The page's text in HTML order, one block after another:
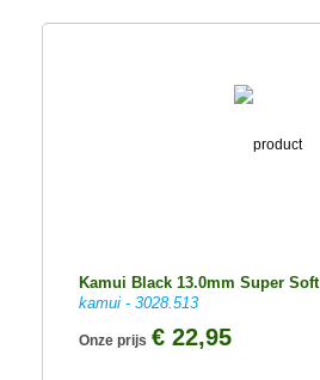
Kamui Black 13.0mm Super Soft
kamui - 3028.513
Onze prijs € 22,95